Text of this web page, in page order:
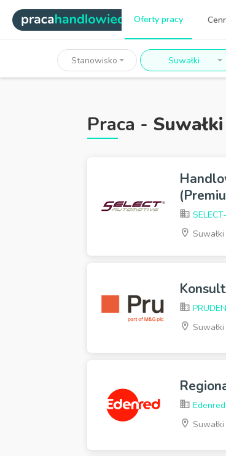
| Najlepsi ludzie
Oferty pracy
Stanowisko Suwałki
Praca - Suwałki